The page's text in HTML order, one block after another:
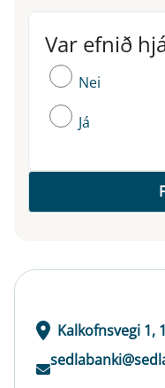
Var efnið
Var efnið
Nei
Já
Kalkofnsvegi 1,